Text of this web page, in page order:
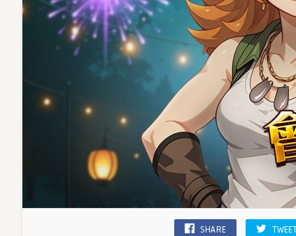
中
秋
感
恩
禮
只
賣〉
中
SHARE